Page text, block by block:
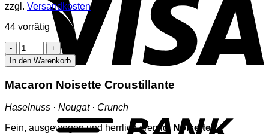
zzgl. Versandkosten
44 vorrätig
Noisette
Croustillante
(12
Menge
In den Warenkorb
Macaron Noisette Croustillante
Haselnuss · Nougat · Crunch
Fein, ausgewogen und herrlich cremig: Noisette